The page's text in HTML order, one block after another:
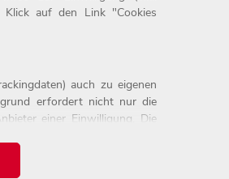
auf den Link "Cookies
auch zu eigenen
erfordert nicht nur die
einer Einwilligung. Die